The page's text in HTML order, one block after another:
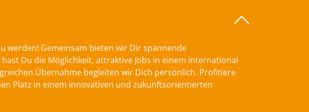
werden! Gemeinsam bieten wir Dir spannende
Du die Möglichkeit, attraktive Jobs in einem international
Übernahme begleiten wir Dich persönlich. Profitiere
Platz in einem innovativen und zukunftsorientierten